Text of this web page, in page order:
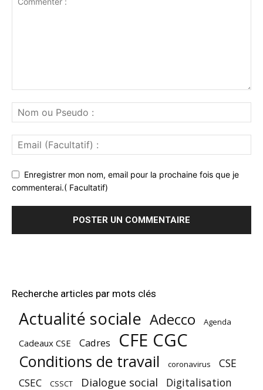
Enregistrer mon nom, email pour la prochaine fois que je
commenterai.( Facultatif)
Recherche articles par mots clés
Actualité sociale Adecco Agenda
Cadeaux CSE Cadres CFE CGC
Conditions de travail coronavirus CSE
CSEC CSSCT Dialogue social Digitalisation